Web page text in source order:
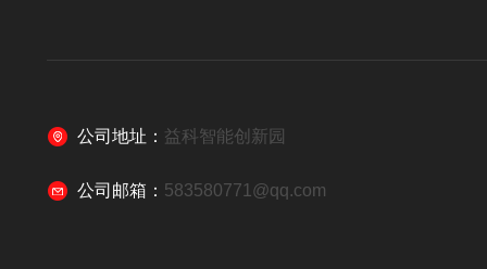
公司地址： 益科智能创新园
公司邮箱： 583580771@qq.com